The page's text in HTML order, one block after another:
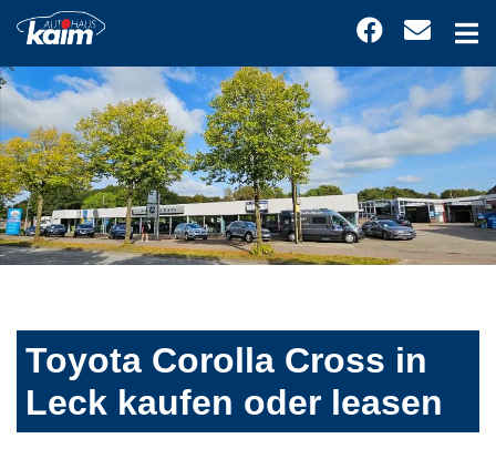
Toyota Corolla Cross in
Leck kaufen oder leasen